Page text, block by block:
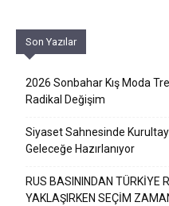
Son Yazılar
2026 Sonbahar Kış Moda
Radikal Değişim
Siyaset Sahnesinde Kurultay
Geleceğe Hazırlanıyor
RUS BASININDAN TÜRKİYE
YAKLAŞIRKEN SEÇİM